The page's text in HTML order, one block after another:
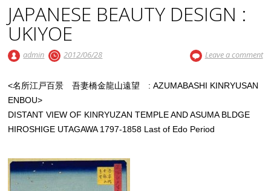
JAPANESE BEAUTY DESIGN :
UKIYOE
admin 2012/06/28 Leave a comment
<名所江戸百景 吾妻橋金龍山遠望 : AZUMABASHI KINRYUSAN
ENBOU>
DISTANT VIEW OF KINRYUZAN TEMPLE AND ASUMA BLDGE
HIROSHIGE UTAGAWA 1797-1858 Last of Edo Period